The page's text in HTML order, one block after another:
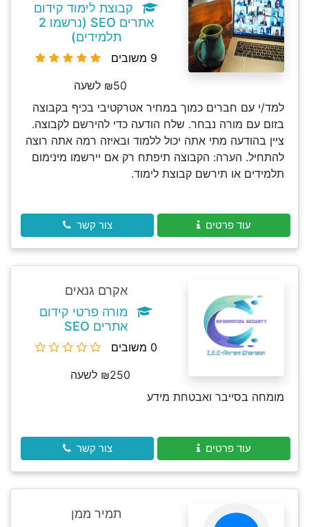
קבוצת לימוד קידום
אתרים SEO (נרשמו 2
תלמידים)
9 משובים
₪50 לשעה
למד/י עם חברים כמוך במחיר אטרקטיבי בכיף בקבוצה
בזום עם מורה נבחר. שלח הודעה כדי להירשם לקבוצה.
ציין בהודעה מתי אתה יכול ללמוד ובאיזה רמה אתה רוצה
להתחיל. הערה: הקבוצה תיפתח רק אם יירשמו מינימום
תלמידים או תירשם קבוצת לימוד.
עוד פרטים צור קשר
אקרם גנאים
מורה פרטי קידום
אתרים SEO
0 משובים
₪250 לשעה
מומחה בסייבר ואבטחת מידע
עוד פרטים צור קשר
תמיר ממן